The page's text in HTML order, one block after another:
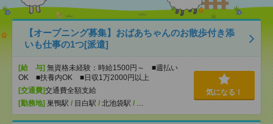
【オープニング募集】おばあちゃんのお散歩付き添
いも仕事の1つ[派遣]
[給 与] 無資格未経験：時給1500円～ ■週払い
OK ■扶養内OK ■日収1万2000円以上
[交通費]交通費全額支給
[勤務地] 巣鴨駅 / 目白駅 / 北池袋駅 / …
気になる！